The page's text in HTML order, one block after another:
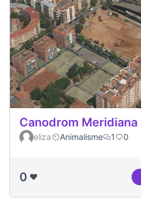
Canodrom Meridiana
eliza Animalisme 1 0
0 ❤️